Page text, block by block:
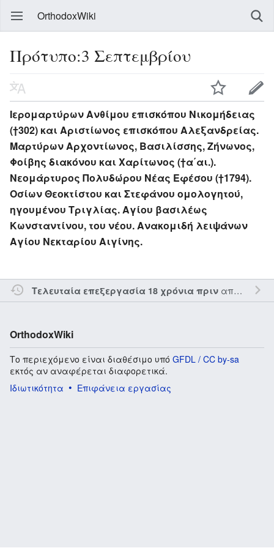
OrthodoxWiki
Πρότυπο:3 Σεπτεμβρίου
Ιερομαρτύρων Ανθίμου επισκόπου Νικομήδειας
(†302) και Αριστίωνος επισκόπου Αλεξανδρείας.
Μαρτύρων Αρχοντίωνος, Βασιλίσσης, Ζήνωνος,
Φοίβης διακόνου και Χαρίτωνος (†α΄αι.).
Νεομάρτυρος Πολυδώρου Νέας Εφέσου (†1794).
Οσίων Θεοκτίστου και Στεφάνου ομολογητού,
ηγουμένου Τριγλίας. Αγίου βασιλέως
Κωνσταντίνου, του νέου. Ανακομιδή λειψάνων
Αγίου Νεκταρίου Αιγίνης.
Τελευταία επεξεργασία 18 χρόνια πριναπό τον την
OrthodoxWiki
Το περιεχόμενο είναι διαθέσιμο υπό GFDL / CC by-sa
εκτός αν αναφέρεται διαφορετικά.
Ιδιωτικότητα
Επιφάνεια εργασίας